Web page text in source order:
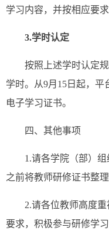
学习内容，并按相应要求
3.学时认定
按照上述学时认定
学时。从9月15日起，
电子学习证书。
四、其他事项
1.请各学院（部）
之前将教师研修证书整理
2.请各位教师高度
要求，积极参与研修学